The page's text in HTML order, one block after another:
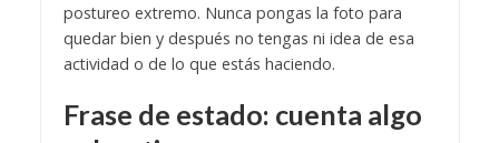
postureo extremo. Nunca pongas la foto para
quedar bien y después no tengas ni idea de esa
actividad o de lo que estás haciendo.
Frase de estado: cuenta algo